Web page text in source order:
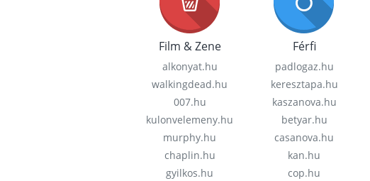
Film & Zene
alkonyat.hu
walkingdead.hu
007.hu
kulonvelemeny.hu
murphy.hu
chaplin.hu
gyilkos.hu
Férfi
padlogaz.hu
keresztapa.hu
kaszanova.hu
betyar.hu
casanova.hu
kan.hu
cop.hu